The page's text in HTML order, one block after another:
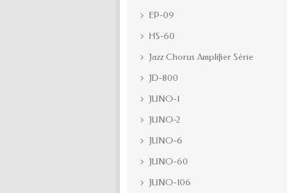
EP-09
HS-60
Jazz Chorus Amplifier Série
JD-800
JUNO-1
JUNO-2
JUNO-6
JUNO-60
JUNO-106